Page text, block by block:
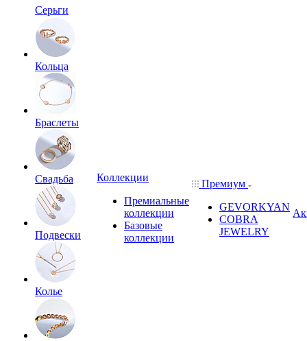
Серьги
Кольца
Браслеты
Свадьба
Подвески
Колье
Коллекции
Премиальные
коллекции
Базовые
коллекции
Премиум
GEVORKYAN
COBRA
JEWELRY